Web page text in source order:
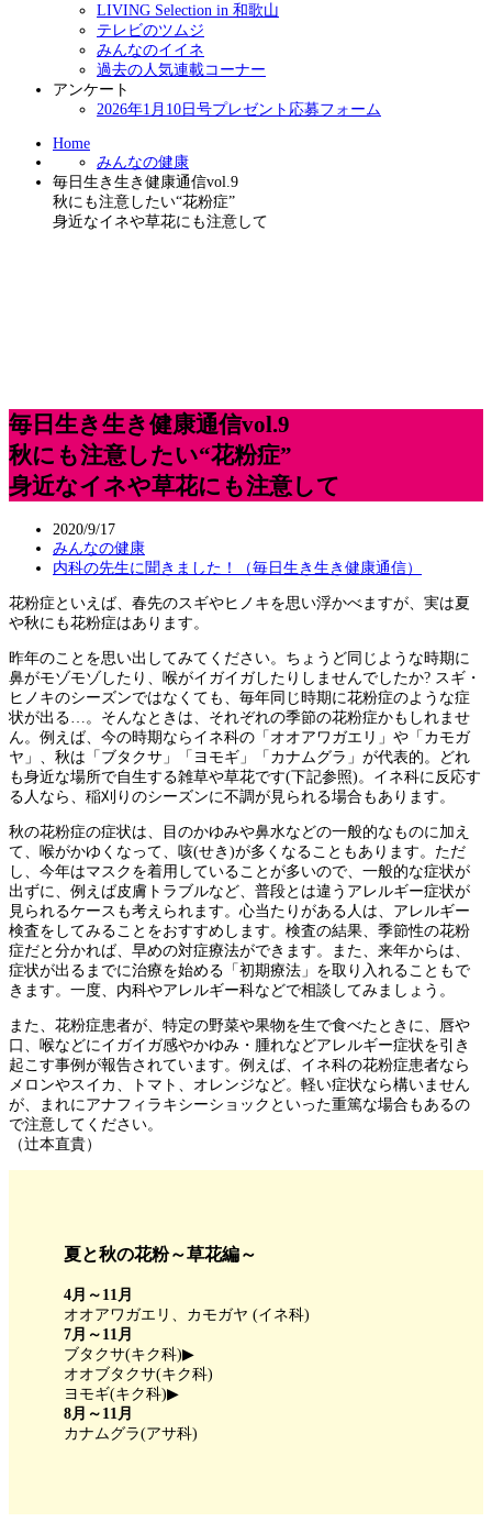
LIVING Selection in 和歌山
テレビのツムジ
みんなのイイネ
過去の人気連載コーナー
アンケート
2026年1月10日号プレゼント応募フォーム
Home
みんなの健康
毎日生き生き健康通信vol.9
秋にも注意したい“花粉症”
身近なイネや草花にも注意して
毎日生き生き健康通信vol.9
秋にも注意したい“花粉症”
身近なイネや草花にも注意して
2020/9/17
みんなの健康
内科の先生に聞きました！（毎日生き生き健康通信）
花粉症といえば、春先のスギやヒノキを思い浮かべますが、実は夏
や秋にも花粉症はあります。
昨年のことを思い出してみてください。ちょうど同じような時期に
鼻がモゾモゾしたり、喉がイガイガしたりしませんでしたか? スギ・
ヒノキのシーズンではなくても、毎年同じ時期に花粉症のような症
状が出る…。そんなときは、それぞれの季節の花粉症かもしれませ
ん。例えば、今の時期ならイネ科の「オオアワガエリ」や「カモガ
ヤ」、秋は「ブタクサ」「ヨモギ」「カナムグラ」が代表的。どれ
も身近な場所で自生する雑草や草花です(下記参照)。イネ科に反応す
る人なら、稲刈りのシーズンに不調が見られる場合もあります。
秋の花粉症の症状は、目のかゆみや鼻水などの一般的なものに加え
て、喉がかゆくなって、咳(せき)が多くなることもあります。ただ
し、今年はマスクを着用していることが多いので、一般的な症状が
出ずに、例えば皮膚トラブルなど、普段とは違うアレルギー症状が
見られるケースも考えられます。心当たりがある人は、アレルギー
検査をしてみることをおすすめします。検査の結果、季節性の花粉
症だと分かれば、早めの対症療法ができます。また、来年からは、
症状が出るまでに治療を始める「初期療法」を取り入れることもで
きます。一度、内科やアレルギー科などで相談してみましょう。
また、花粉症患者が、特定の野菜や果物を生で食べたときに、唇や
口、喉などにイガイガ感やかゆみ・腫れなどアレルギー症状を引き
起こす事例が報告されています。例えば、イネ科の花粉症患者なら
メロンやスイカ、トマト、オレンジなど。軽い症状なら構いません
が、まれにアナフィラキシーショックといった重篤な場合もあるの
で注意してください。
（辻本直貴）
夏と秋の花粉～草花編～
4月～11月
オオアワガエリ、カモガヤ (イネ科)
7月～11月
ブタクサ(キク科)▶
オオブタクサ(キク科)
ヨモギ(キク科)▶
8月～11月
カナムグラ(アサ科)